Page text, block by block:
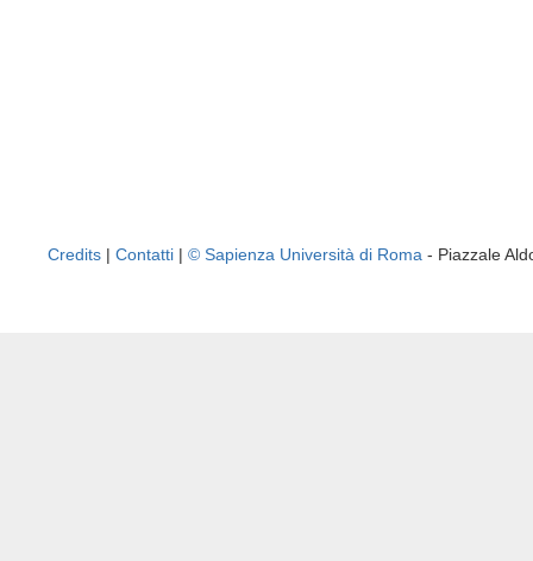
Credits | Contatti | © Sapienza Università di Roma - Piazzale